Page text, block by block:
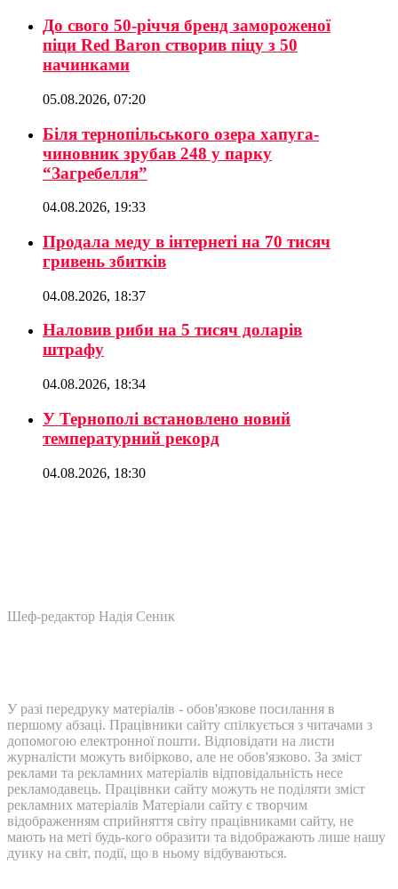
До свого 50-річчя бренд замороженої
піци Red Baron створив піцу з 50
начинками
05.08.2026, 07:20
Біля тернопільського озера хапуга-
чиновник зрубав 248 у парку
“Загребелля”
04.08.2026, 19:33
Продала меду в інтернеті на 70 тисяч
гривень збитків
04.08.2026, 18:37
Наловив риби на 5 тисяч доларів
штрафу
04.08.2026, 18:34
У Тернополі встановлено новий
температурний рекорд
04.08.2026, 18:30
Шеф-редактор Надія Сеник
У разі передруку матеріалів - обов'язкове посилання в
першому абзаці. Працівники сайту спілкується з читачами з
допомогою електронної пошти. Відповідати на листи
журналісти можуть вибірково, але не обов'язково. За зміст
реклами та рекламних матеріалів відповідальність несе
рекламодавець. Працівнки сайту можуть не поділяти зміст
рекламних матеріалів Матеріали сайту є творчим
відображенням сприйняття світу працівниками сайту, не
мають на меті будь-кого образити та відображають лише нашу
дуику на світ, події, що в ньому відбуваються.